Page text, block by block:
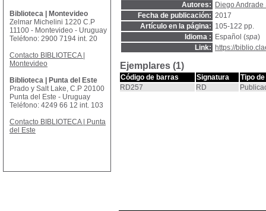
Autores:
Diego Andrade
Fecha de publicación: 2017
Artículo en la página: 105-122 pp.
Idioma :
Español (spa)
Link:
https://
Ejemplares (1)
Código de barras Signatura
Tipo
RD257
RD
Biblioteca | Montevideo
Zelmar Michelini 1220 C.P
11100 - Montevideo - Uruguay
Teléfono: 2900 7194 int. 20
Contacto BIBLIOTECA |
Montevideo
Biblioteca | Punta del Este
Prado y Salt Lake, C.P 20100
Punta del Este - Uruguay
Teléfono: 4249 66 12 int. 103
Contacto BIBLIOTECA | Punta
del Este